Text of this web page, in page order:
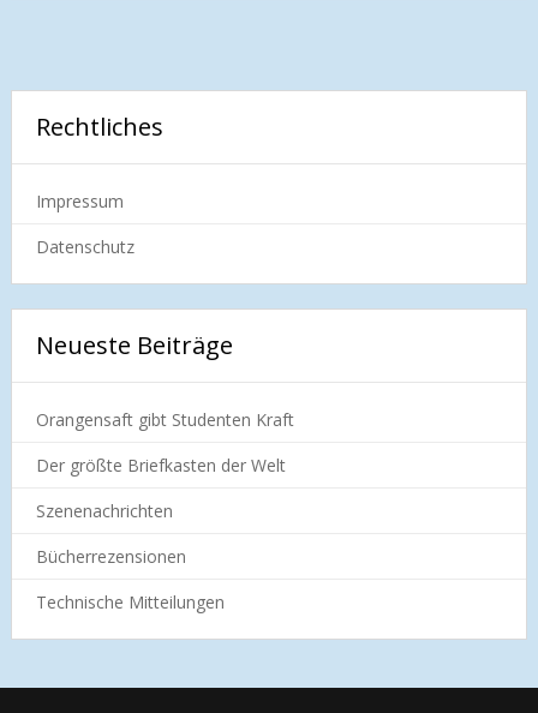
Rechtliches
Impressum
Datenschutz
Neueste Beiträge
Orangensaft gibt Studenten Kraft
Der größte Briefkasten der Welt
Szenenachrichten
Bücherrezensionen
Technische Mitteilungen